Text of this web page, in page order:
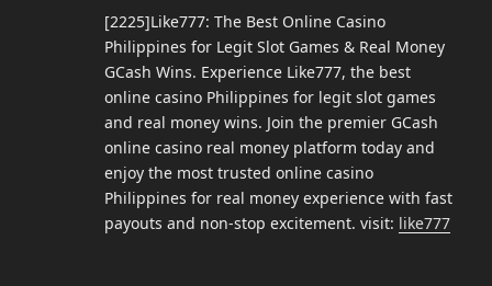
[2225]Like777: The Best Online Casino
Philippines for Legit Slot Games & Real Money
GCash Wins. Experience Like777, the best
online casino Philippines for legit slot games
and real money wins. Join the premier GCash
online casino real money platform today and
enjoy the most trusted online casino
Philippines for real money experience with fast
payouts and non-stop excitement. visit: like777